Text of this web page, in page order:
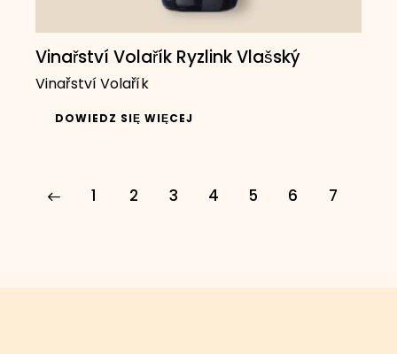
Vinařství Volařík Ryzlink Vlašský
Vinařství Volařík
DOWIEDZ SIĘ WIĘCEJ
1 2 3 4 5 6 7